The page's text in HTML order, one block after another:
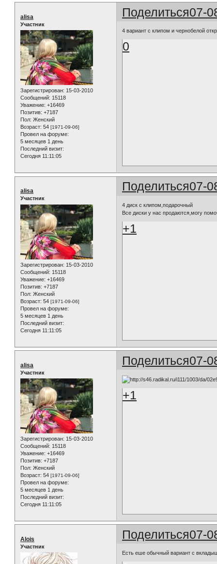
Поделиться07-
alisa
Участник
Зарегистрирован: 15-03-2010
Сообщений: 15118
Уважение: +16469
Позитив: +7187
Пол: Женский
Возраст: 54 [1971-09-06]
Провел на форуме:
5 месяцев 1 день
Последний визит:
Сегодня 11:11:05
4 вариант с клипом и чернобелой
0
Поделиться07-
alisa
Участник
Зарегистрирован: 15-03-2010
Сообщений: 15118
Уважение: +16469
Позитив: +7187
Пол: Женский
Возраст: 54 [1971-09-06]
Провел на форуме:
5 месяцев 1 день
Последний визит:
Сегодня 11:11:05
4 диск с клипом,подарочный
Все диски у нас продаются,могу
+1
Поделиться07-
alisa
Участник
Зарегистрирован: 15-03-2010
Сообщений: 15118
Уважение: +16469
Позитив: +7187
Пол: Женский
Возраст: 54 [1971-09-06]
Провел на форуме:
5 месяцев 1 день
Последний визит:
Сегодня 11:11:05
+1
Поделиться07-
Alois
Участник
Есть еше обычный вариант с